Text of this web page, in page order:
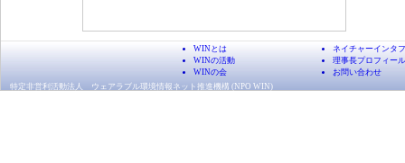
WINとは
WINの活動
WINの会
ネイチャーインタ
理事長プロフィール
お問い合わせ
特定非営利活動法人 ウェアラブル環境情報ネット推進機構 (NPO WIN)